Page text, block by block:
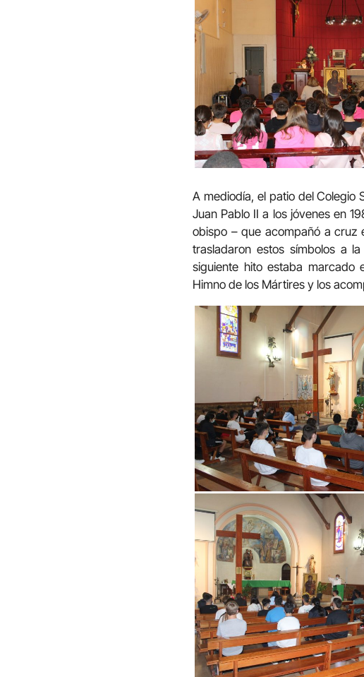
A mediodía, el patio del Colegio
Juan Pablo II a los jóvenes en
obispo – que acompañó a cruz
trasladaron estos símbolos a
siguiente hito estaba marcado
Himno de los Mártires y los